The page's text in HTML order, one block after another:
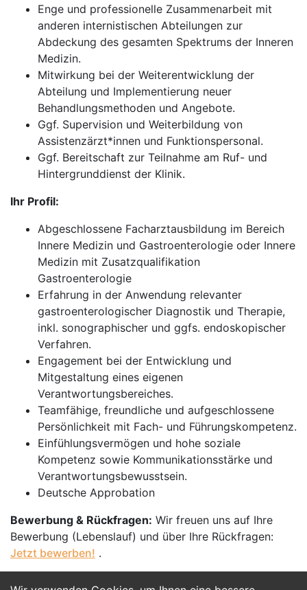
Enge und professionelle Zusammenarbeit mit
anderen internistischen Abteilungen zur
Abdeckung des gesamten Spektrums der Inneren
Medizin.
Mitwirkung bei der Weiterentwicklung der
Abteilung und Implementierung neuer
Behandlungsmethoden und Angebote.
Ggf. Supervision und Weiterbildung von
Assistenzärzt*innen und Funktionspersonal.
Ggf. Bereitschaft zur Teilnahme am Ruf- und
Hintergrunddienst der Klinik.
Ihr Profil:
Abgeschlossene Facharztausbildung im Bereich
Innere Medizin und Gastroenterologie oder Innere
Medizin mit Zusatzqualifikation
Gastroenterologie
Erfahrung in der Anwendung relevanter
gastroenterologischer Diagnostik und Therapie,
inkl. sonographischer und ggfs. endoskopischer
Verfahren.
Engagement bei der Entwicklung und
Mitgestaltung eines eigenen
Verantwortungsbereiches.
Teamfähige, freundliche und aufgeschlossene
Persönlichkeit mit Fach- und Führungskompetenz.
Einfühlungsvermögen und hohe soziale
Kompetenz sowie Kommunikationsstärke und
Verantwortungsbewusstsein.
Deutsche Approbation
Bewerbung & Rückfragen: Wir freuen uns auf Ihre
Bewerbung (Lebenslauf) und über Ihre Rückfragen:
Jetzt bewerben! .